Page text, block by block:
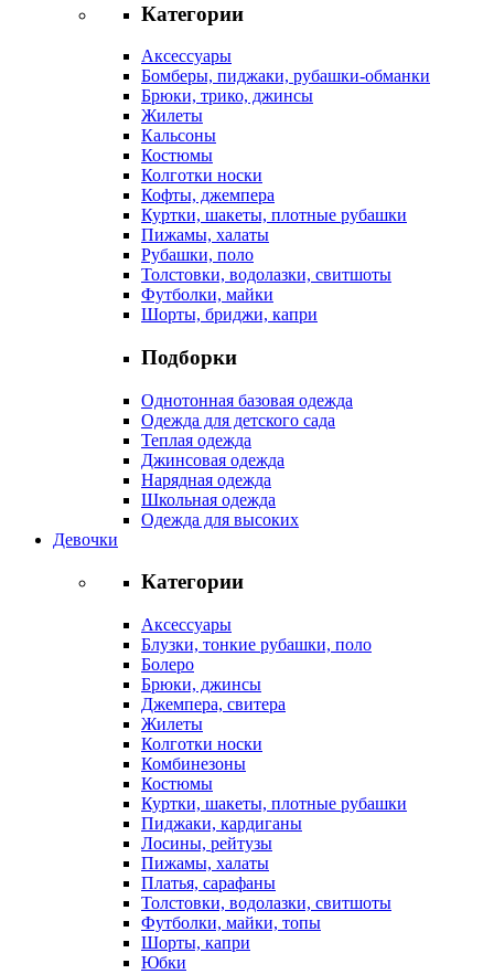
Категории
Аксессуары
Бомберы, пиджаки, рубашки-обманки
Брюки, трико, джинсы
Жилеты
Кальсоны
Костюмы
Колготки носки
Кофты, джемпера
Куртки, шакеты, плотные рубашки
Пижамы, халаты
Рубашки, поло
Толстовки, водолазки, свитшоты
Футболки, майки
Шорты, бриджи, капри
Подборки
Однотонная базовая одежда
Одежда для детского сада
Теплая одежда
Джинсовая одежда
Нарядная одежда
Школьная одежда
Одежда для высоких
Девочки
Категории
Аксессуары
Блузки, тонкие рубашки, поло
Болеро
Брюки, джинсы
Джемпера, свитера
Жилеты
Колготки носки
Комбинезоны
Костюмы
Куртки, шакеты, плотные рубашки
Пиджаки, кардиганы
Лосины, рейтузы
Пижамы, халаты
Платья, сарафаны
Толстовки, водолазки, свитшоты
Футболки, майки, топы
Шорты, капри
Юбки